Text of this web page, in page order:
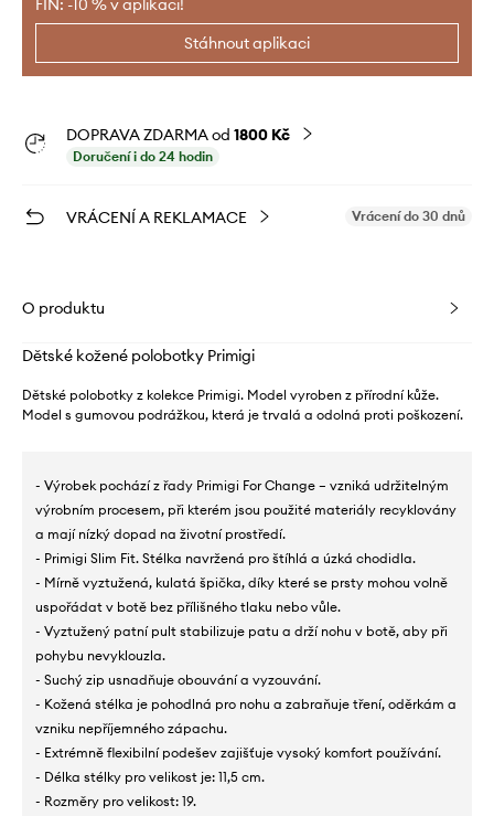
FIN: -10 % v aplikaci!
Stáhnout aplikaci
DOPRAVA ZDARMA od 1800 Kč
Doručení i do 24 hodin
VRÁCENÍ A REKLAMACE Vrácení do 30 dnů
O produktu
Dětské kožené polobotky Primigi
Dětské polobotky z kolekce Primigi. Model vyroben z přírodní kůže.
Model s gumovou podrážkou, která je trvalá a odolná proti poškození.
- Výrobek pochází z řady Primigi For Change – vzniká udržitelným
výrobním procesem, při kterém jsou použité materiály recyklovány
a mají nízký dopad na životní prostředí.
- Primigi Slim Fit. Stélka navržená pro štíhlá a úzká chodidla.
- Mírně vyztužená, kulatá špička, díky které se prsty mohou volně
uspořádat v botě bez přílišného tlaku nebo vůle.
- Vyztužený patní pult stabilizuje patu a drží nohu v botě, aby při
pohybu nevyklouzla.
- Suchý zip usnadňuje obouvání a vyzouvání.
- Kožená stélka je pohodlná pro nohu a zabraňuje tření, oděrkám a
vzniku nepříjemného zápachu.
- Extrémně flexibilní podešev zajišťuje vysoký komfort používání.
- Délka stélky pro velikost je: 11,5 cm.
- Rozměry pro velikost: 19.